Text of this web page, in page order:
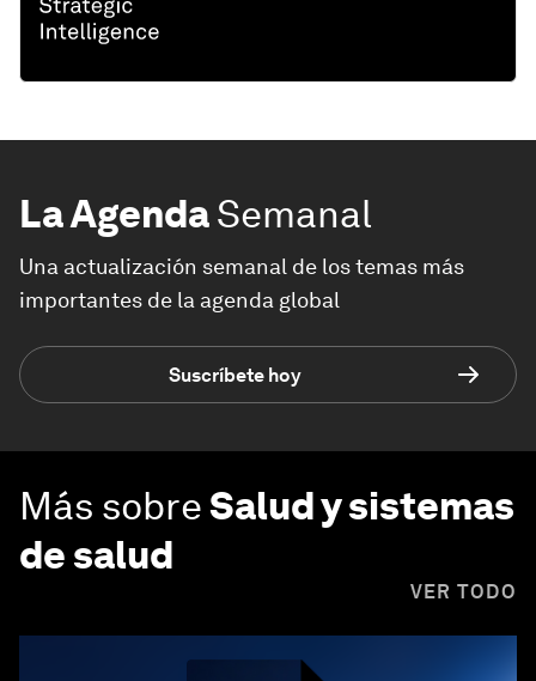
La AgendaSemanal
Una actualización semanal de los temas más
importantes de la agenda global
Suscríbete hoy
Más sobreSalud y sistemas
de salud
VER TODO